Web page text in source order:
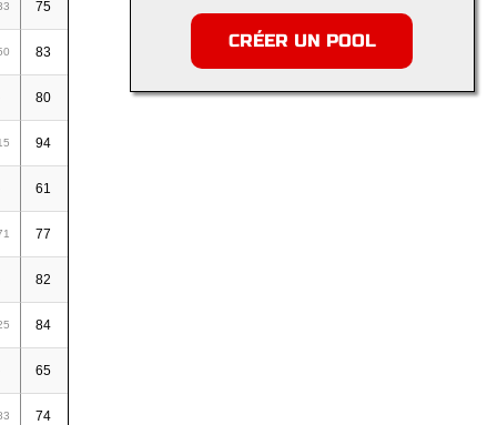
75
83
80 51 76 0,95
94
61
77
82
84
65
74
CRÉER UN POOL